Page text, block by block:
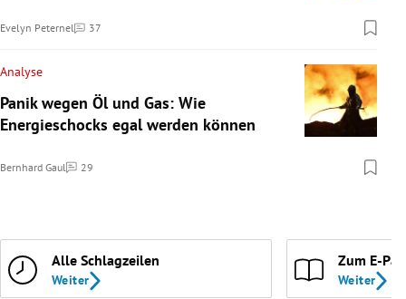
Evelyn Peternel 37
Kommentare
Analyse
Panik wegen Öl und Gas: Wie
Energieschocks egal werden können
Bernhard Gaul 29
Kommentare
Alle Schlagzeilen
Weiter
Zum E-
Weiter